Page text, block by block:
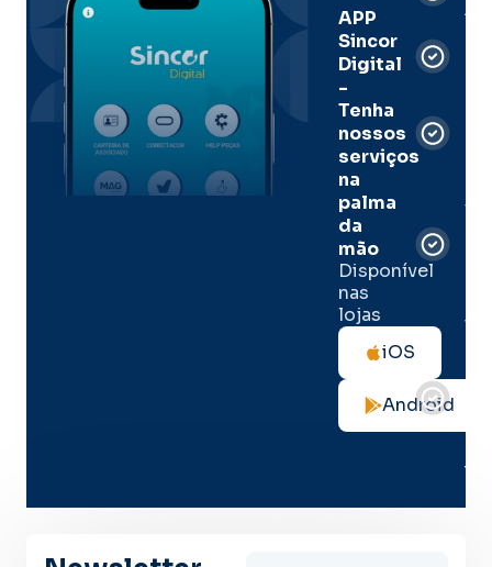
APP
Sincor
Digital
-
Tenha
nossos
serviços
na
palma
da
mão
Disponível
nas
lojas
iOS
Android
Sua
no